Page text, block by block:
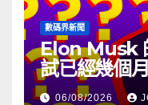
數碼界新聞
Elon Musk
試已經幾個
06/08/2026